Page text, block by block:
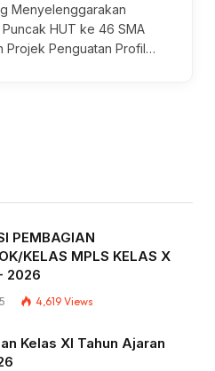
Menyelenggarakan
HUT ke 46 SMA
Projek Penguatan Profil…
PEMBAGIAN
KELAS MPLS KELAS X
2026
4,619 Views
Kelas XI Tahun Ajaran